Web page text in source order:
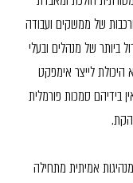
של ממשקים ועבודה
ביותר של מנהלים ובעלי
היכולת לייצר אימפקט
בידיהם סמכות פורמלית
אמיתית מתחילה